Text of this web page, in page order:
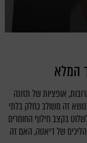
המלא
אופציות של תזונה
זה משולב כחלק בלתי
בקצב חילוף החומרים
הליכים של דיאטה, האם זה